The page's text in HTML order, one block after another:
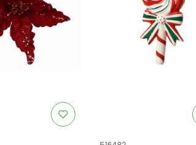
Kod produktu